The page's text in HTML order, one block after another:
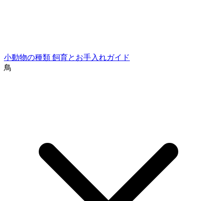
小動物の種類 飼育とお手入れガイド
鳥